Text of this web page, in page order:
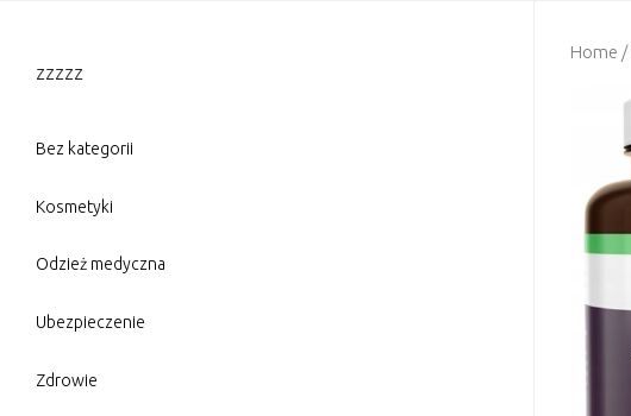
Home /
zzzzz
Bez kategorii
Kosmetyki
Odzież medyczna
Ubezpieczenie
Zdrowie